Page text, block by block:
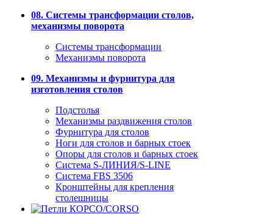
08. Системы трансформации столов,
механизмы поворота
Системы трансформации
Механизмы поворота
09. Механизмы и фурнитура для
изготовления столов
Подстолья
Механизмы раздвижения столов
Фурнитура для столов
Ноги для столов и барных стоек
Опоры для столов и барных стоек
Система S-ЛИНИЯ/S-LINE
Система FBS 3506
Кронштейны для крепления
столешницы